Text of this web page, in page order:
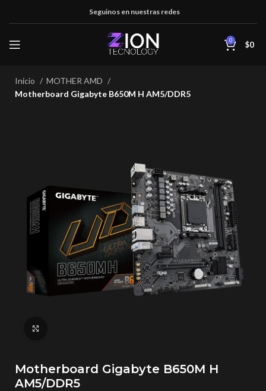
Seguinos en nuestras redes
0 $0
Inicio
MOTHER AMD
Motherboard Gigabyte B650M H AM5/DDR5
Motherboard Gigabyte B650M H
AM5/DDR5